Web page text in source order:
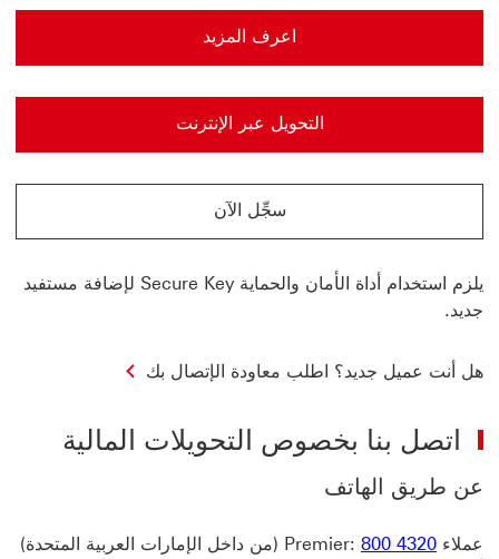
اعرف المزيد
اعرف المزيد سجل الدخول إلى الخدمات المصرفية عبر الإنترنت
التحويل عبر الإنترنت
التحويل عبر الإنترنت سجل الدخول إلى الخدمات المصرفية عبر
سجِّل الآن
سجِّل الآن إلى الخدمات المصرفية عبر الإنترنت
يلزم استخدام أداة الأمان والحماية Secure Key لإضافة مستفيد
جديد.
هل أنت عميل جديد؟ اطلب معاودة الإتصال بك
اتصل بنا بخصوص التحويلات المالية
عن طريق الهاتف
عملاء Premier: 800 4320
(من داخل الإمارات العربية المتحدة)